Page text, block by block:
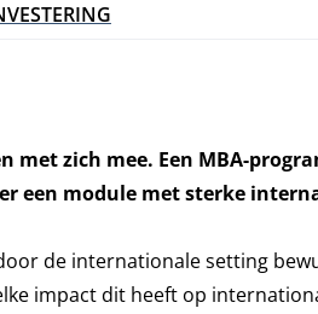
met zich mee. Een MBA-
een module met sterke
de internationale setting
impact dit heeft op